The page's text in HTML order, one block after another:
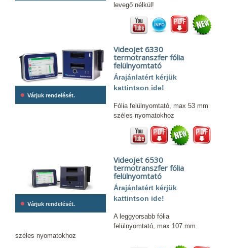
levegő nélkül!
• Várjuk rendelését.
Videojet 6330
termotranszfer fólia
felülnyomtató
Árajánlatért kérjük
kattintson ide!
Fólia felülnyomtató, max 53 mm
széles nyomatokhoz
• Várjuk rendelését.
Videojet 6530
termotranszfer fólia
felülnyomtató
Árajánlatért kérjük
kattintson ide!
A leggyorsabb fólia
felülnyomtató, max 107 mm
széles nyomatokhoz